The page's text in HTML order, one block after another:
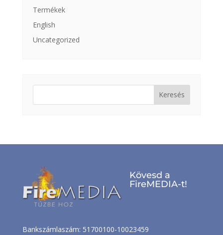
Termékek
English
Uncategorized
Keresés:
Bankszámlaszám: 51700100-10023459
Kövesd a
FireMEDIA-t!